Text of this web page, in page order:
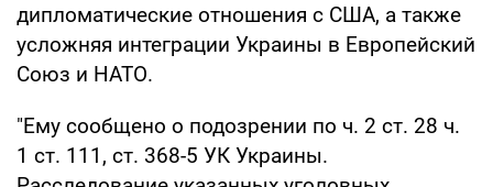
дипломатические отношения с США, а также
усложняя интеграции Украины в Европейский
Союз и НАТО.
"Ему сообщено о подозрении по ч. 2 ст. 28 ч.
1 ст. 111, ст. 368-5 УК Украины.